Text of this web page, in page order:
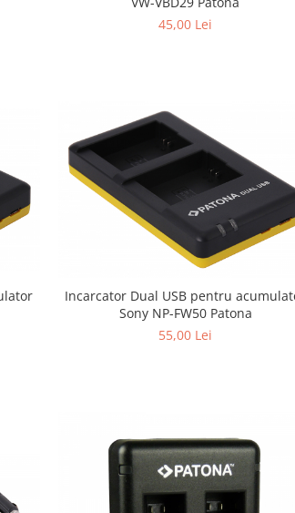
45,00 Lei
Incarcator Dual USB pentru
Sony NP-FW50 Patona
55,00 Lei